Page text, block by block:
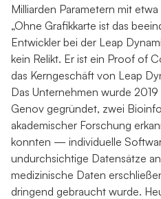
Milliarden Parametern mit
„Ohne Grafikkarte ist das
Entwickler bei der Leap
kein Relikt. Er ist ein Proof of
das Kerngeschäft von Leap
Das Unternehmen wurde
Genov gegründet, zwei
akademischer Forschung
konnten — individuelle
undurchsichtige Datensätze
medizinische Daten
dringend gebraucht wurde.